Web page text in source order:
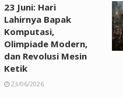
23 Juni: Hari
Lahirnya Bapak
Komputasi,
Olimpiade Modern,
dan Revolusi Mesin
Ketik
23/06/2026